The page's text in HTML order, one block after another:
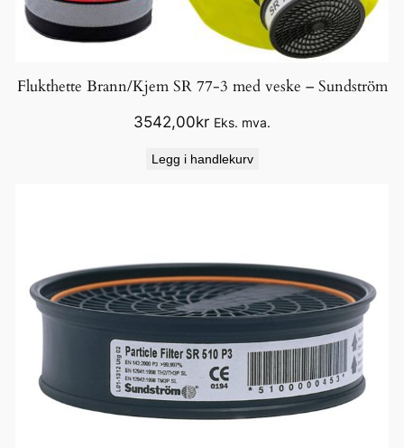
Flukthette Brann/Kjem SR 77-3 med veske – Sundström
3542,00kr Eks. mva.
Legg i handlekurv